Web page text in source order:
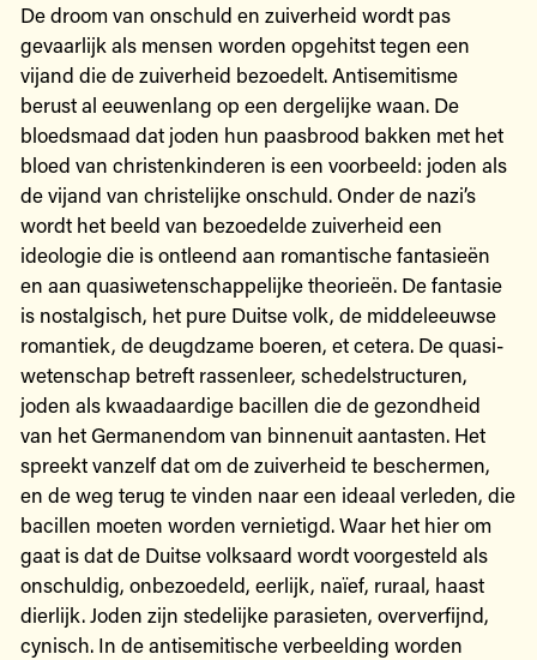
De droom van onschuld en zuiverheid wordt pas
gevaarlijk als mensen worden opgehitst tegen een
vijand die de zuiverheid bezoedelt. Antisemitisme
berust al eeuwenlang op een dergelijke waan. De
bloedsmaad dat joden hun paasbrood bakken met het
bloed van christenkinderen is een voorbeeld: joden als
de vijand van christelijke onschuld. Onder de nazi’s
wordt het beeld van bezoedelde zuiverheid een
ideologie die is ontleend aan romantische fantasieën
en aan quasiwetenschappelijke theorieën. De fantasie
is nostalgisch, het pure Duitse volk, de middeleeuwse
romantiek, de deugdzame boeren, et cetera. De quasi-
wetenschap betreft rassenleer, schedelstructuren,
joden als kwaadaardige bacillen die de gezondheid
van het Germanendom van binnenuit aantasten. Het
spreekt vanzelf dat om de zuiverheid te beschermen,
en de weg terug te vinden naar een ideaal verleden, die
bacillen moeten worden vernietigd. Waar het hier om
gaat is dat de Duitse volksaard wordt voorgesteld als
onschuldig, onbezoedeld, eerlijk, naïef, ruraal, haast
dierlijk. Joden zijn stedelijke parasieten, oververfijnd,
cynisch. In de antisemitische verbeelding worden